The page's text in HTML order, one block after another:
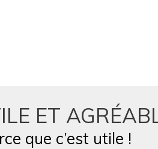
ET
que c’est utile !